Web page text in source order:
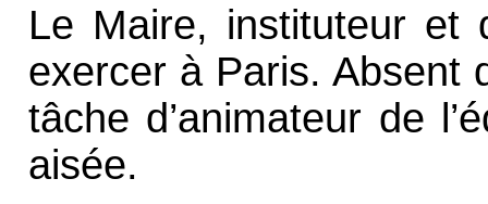
Le Maire, instituteur et
exercer à Paris. Absent
tâche d’animateur de
aisée.